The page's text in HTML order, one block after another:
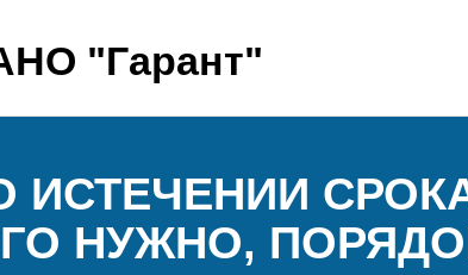
"Гарант"
ИСТЕЧЕНИИ
НУЖНО,